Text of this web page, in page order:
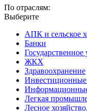
По отраслям:
Выберите
АПК и сельское
Банки
Государственное
ЖКХ
Здравоохранение
Легкая
Лесное